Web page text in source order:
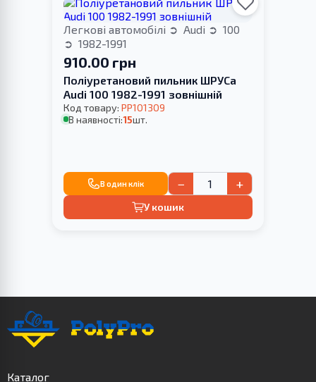
Легкові автомобілі Audi
100
1982-1991
910.00 грн
Поліуретановий пильник ШРУСа
Audi 100 1982-1991 зовнішній
Код товару: PP101309
В наявності:15шт.
В один клік − +
У кошик
Каталог